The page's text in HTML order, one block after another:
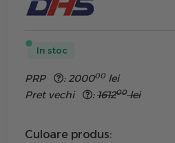
In stoc
PRP :200000 lei
Pret vechi
:161200lei
Culoare produs: